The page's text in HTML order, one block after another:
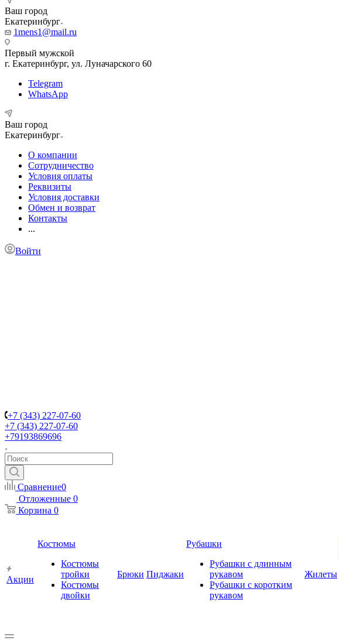
Ваш город
Екатеринбург
1mens1@mail.ru
Первый мужской
г. Екатеринбург, ул. Луначарского 60
Telegram
WhatsApp
Ваш город
Екатеринбург
О компании
Сотрудничество
Условия оплаты
Реквизиты
Условия доставки
Обмен и возврат
Контакты
...
Войти
+7 (343) 227-07-60
+7 (343) 227-07-60
+79193869696
Сравнение0
Отложенные 0
Корзина 0
Акции
Костюмы
Костюмы
тройки
Костюмы
двойки
Брюки Пиджаки
Рубашки
Рубашки с длинным
рукавом
Рубашки с коротким
рукавом
Жилеты